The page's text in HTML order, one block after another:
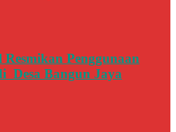
Penggunaan
Desa Bangun Jaya